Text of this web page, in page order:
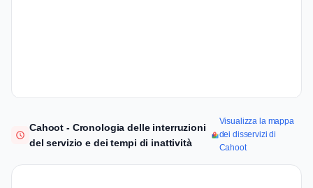
Cahoot - Cronologia delle interruzioni
del servizio e dei tempi di inattività
Visualizza la mappa
dei disservizi di
Cahoot